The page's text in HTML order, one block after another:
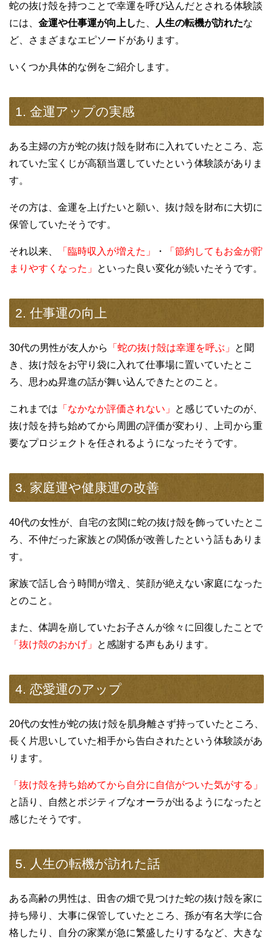
蛇の抜け殻を持つことで幸運を呼び込んだとされる体験談
には、 金運や仕事運が向上した、 人生の転機が訪れたな
ど、さまざまなエピソードがあります。
いくつか具体的な例をご紹介します。
1. 金運アップの実感
ある主婦の方が蛇の抜け殻を財布に入れていたところ、忘
れていた宝くじが高額当選していたという体験談がありま
す。
その方は、金運を上げたいと願い、抜け殻を財布に大切に
保管していたそうです。
それ以来、 「臨時収入が増えた」 ・
「節約してもお金が貯
まりやすくなった」
といった良い変化が続いたそうです。
2. 仕事運の向上
30代の男性が友人から 「蛇の抜け殻は幸運を呼ぶ」
と聞
き、抜け殻をお守り袋に入れて仕事場に置いていたとこ
ろ、思わぬ昇進の話が舞い込んできたとのこと。
これまでは 「なかなか評価されない」
と感じていたのが、
抜け殻を持ち始めてから周囲の評価が変わり、上司から重
要なプロジェクトを任されるようになったそうです。
3. 家庭運や健康運の改善
40代の女性が、自宅の玄関に蛇の抜け殻を飾っていたとこ
ろ、不仲だった家族との関係が改善したという話もありま
す。
家族で話し合う時間が増え、笑顔が絶えない家庭になった
とのこと。
また、体調を崩していたお子さんが徐々に回復したことで
「抜け殻のおかげ」
と感謝する声もあります。
4. 恋愛運のアップ
20代の女性が蛇の抜け殻を肌身離さず持っていたところ、
長く片思いしていた相手から告白されたという体験談があ
ります。
「抜け殻を持ち始めてから自分に自信がついた気がする」
と語り、自然とポジティブなオーラが出るようになったと
感じたそうです。
5. 人生の転機が訪れた話
ある高齢の男性は、田舎の畑で見つけた蛇の抜け殻を家に
持ち帰り、大事に保管していたところ、孫が有名大学に合
格したり、自分の家業が急に繁盛したりするなど、大きな